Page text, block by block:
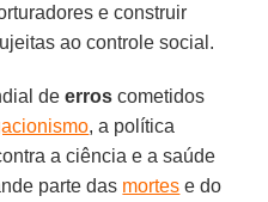
e construir
ao controle social.
deerros cometidos
, a política
a ciência e a saúde
parte das mortes e do